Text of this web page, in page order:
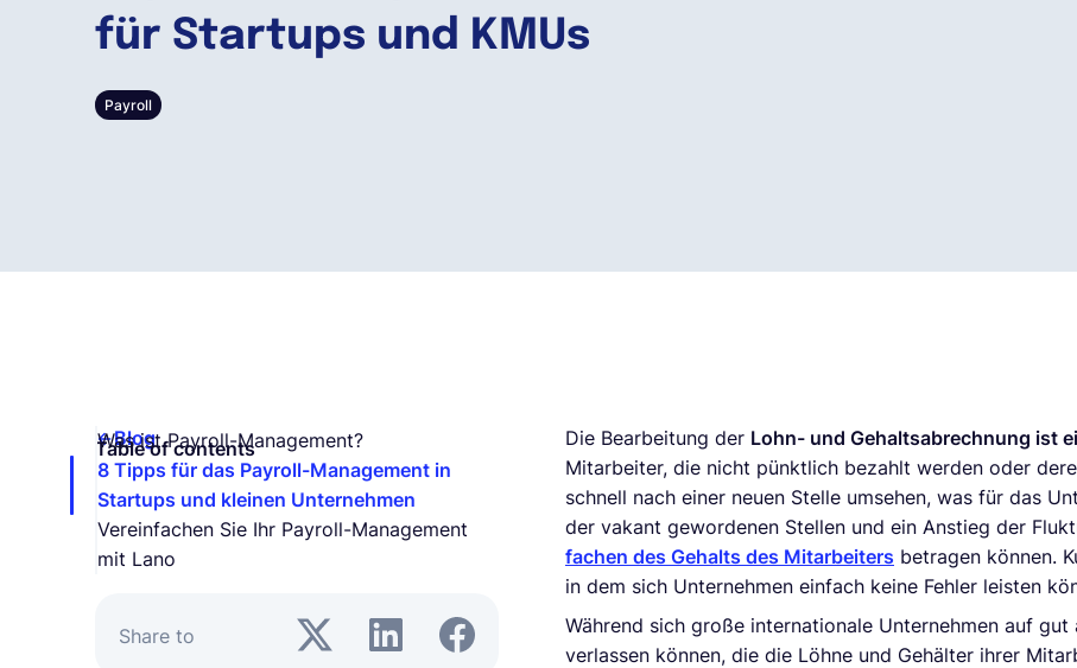
für Startups und KMUs
Payroll
Blog
Table of contents
Was ist Payroll-Management?
8 Tipps für das Payroll-Management in
Startups und kleinen Unternehmen
Vereinfachen Sie Ihr Payroll-Management
mit Lano
Share to
Die Bearbeitung der Lohn- und Gehaltsabrechnung ist
Mitarbeiter, die nicht pünktlich bezahlt werden oder
schnell nach einer neuen Stelle umsehen, was für das
der vakant gewordenen Stellen und ein Anstieg der
fachen des Gehalts des Mitarbeiters betragen können.
in dem sich Unternehmen einfach keine Fehler leisten
Während sich große internationale Unternehmen auf
verlassen können, die die Löhne und Gehälter ihrer